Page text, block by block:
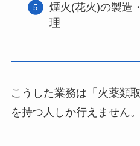
煙火(花火)の製造
理
こうした業務は「火薬類
を持つ人しか行えません。